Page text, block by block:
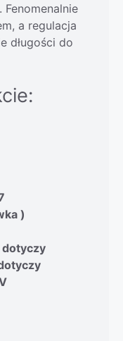
a regulacja
długości do
)
dotyczy